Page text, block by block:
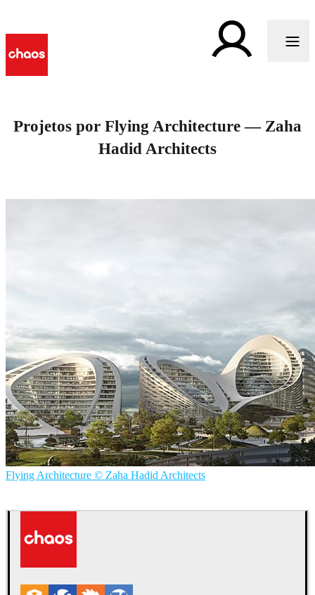
Projetos por Flying Architecture — Zaha
Hadid Architects
Flying Architecture © Zaha Hadid Architects